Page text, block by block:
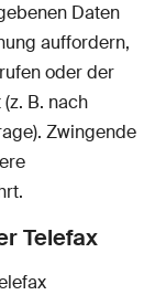
Daten
auffordern,
oder der
B. nach
Zwingende
Telefax